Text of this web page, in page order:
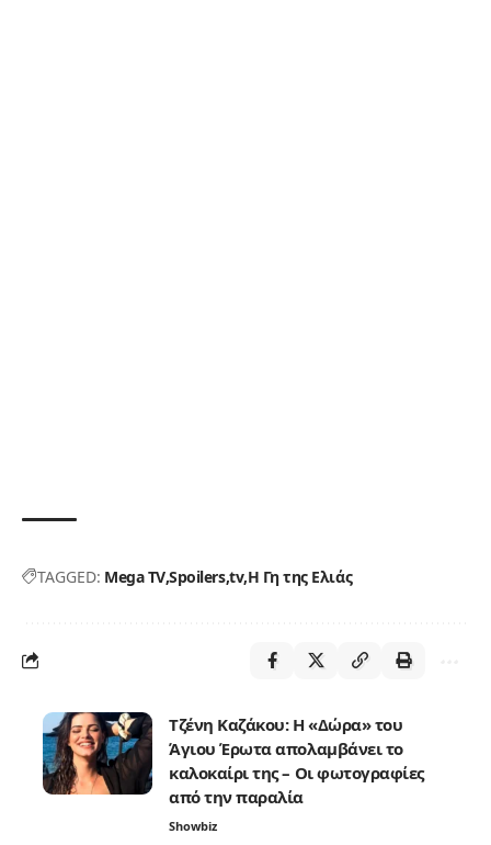
TAGGED: Mega TVSpoilerstv Η Γη της Ελιάς
Τζένη Καζάκου: Η «Δώρα» του
Άγιου Έρωτα απολαμβάνει το
καλοκαίρι της – Οι φωτογραφίες
από την παραλία
Showbiz